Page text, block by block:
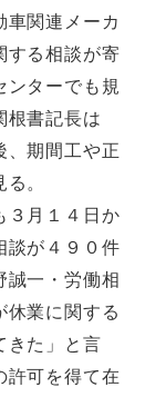
車関連メーカ
する相談が寄
ンターでも規
根書記長は
、期間工や正
。
月１４日か
談が４９０件
誠一・労働相
休業に関する
きた」と言
許可を得て在